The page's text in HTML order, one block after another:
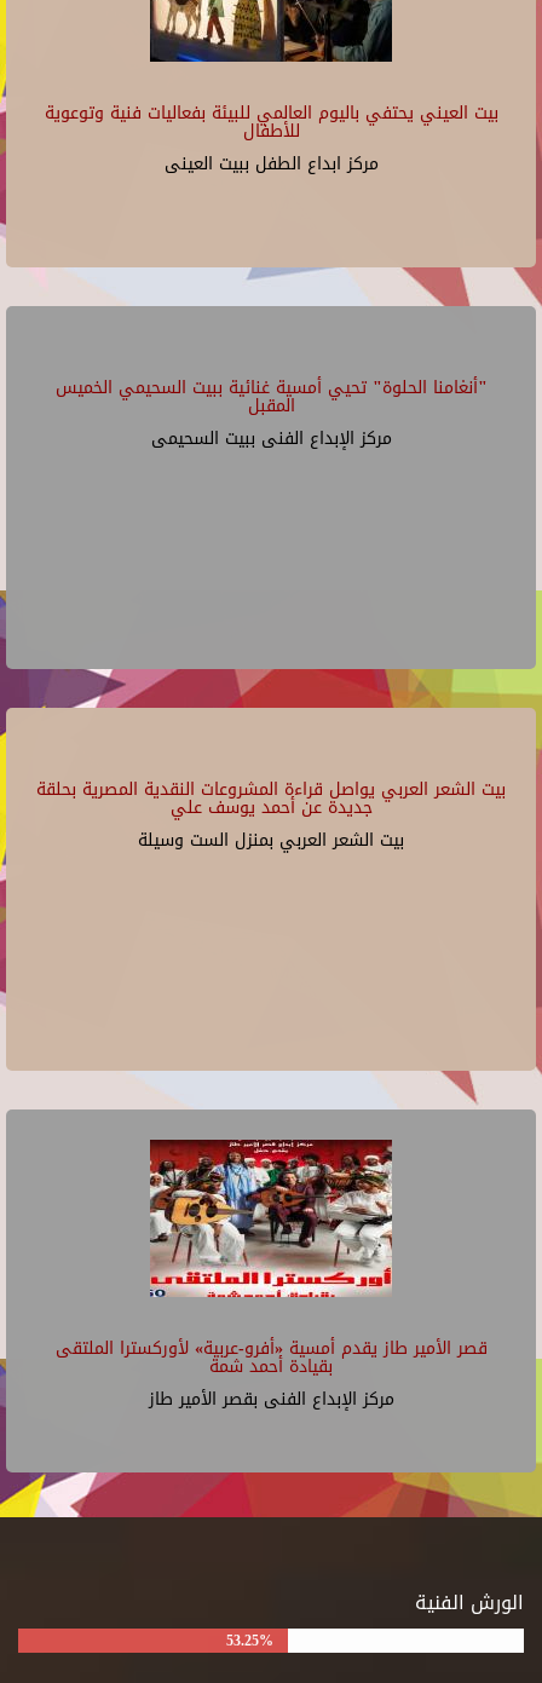
بيت العيني يحتفي باليوم العالمي للبيئة بفعاليات فنية وتوعوية
للأطفال
مركز ابداع الطفل ببيت العينى
"أنغامنا الحلوة" تحيي أمسية غنائية ببيت السحيمي الخميس
المقبل
مركز الإبداع الفنى ببيت السحيمى
بيت الشعر العربي يواصل قراءة المشروعات النقدية المصرية بحلقة
جديدة عن أحمد يوسف علي
بيت الشعر العربي بمنزل الست وسيلة
قصر الأمير طاز يقدم أمسية «أفرو-عربية» لأوركسترا الملتقى
بقيادة أحمد شمة
مركز الإبداع الفنى بقصر الأمير طاز
الورش الفنية
53.25%